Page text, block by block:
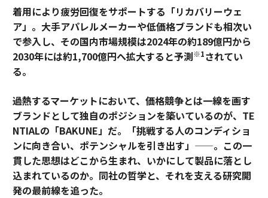
着用により疲労回復をサポートする「リカバリーウェ
ア」。大手アパレルメーカーや低価格ブランドも相次い
で参入し、その国内市場規模は2024年の約189億円から
2030年には約1,700億円へ拡大すると予測※1されてい
る。
過熱するマーケットにおいて、価格競争とは一線を画す
ブランドとして独自のポジションを築いているのが、TE
NTIALの「BAKUNE」だ。「挑戦する人のコンディショ
ンに向き合い、ポテンシャルを引き出す」——。この一
貫した思想はどこから生まれ、いかにして製品に落とし
込まれているのか。同社の哲学と、それを支える研究開
発の最前線を追った。